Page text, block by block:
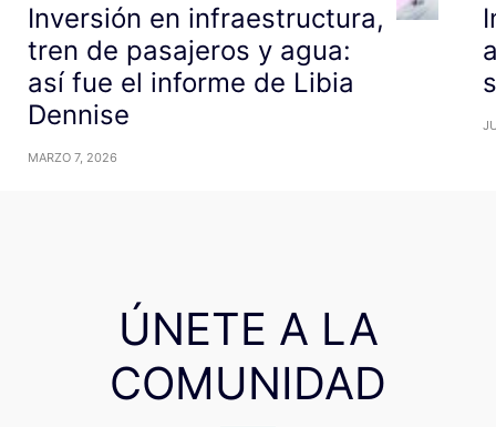
Inversión en infraestructura,
tren de pasajeros y agua:
así fue el informe de Libia
Dennise
MARZO 7, 2026
ÚNETE A LA
COMUNIDAD